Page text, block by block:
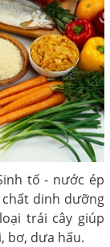
tố - nước ép
dinh dưỡng
trái cây giúp
bơ, dưa hấu.